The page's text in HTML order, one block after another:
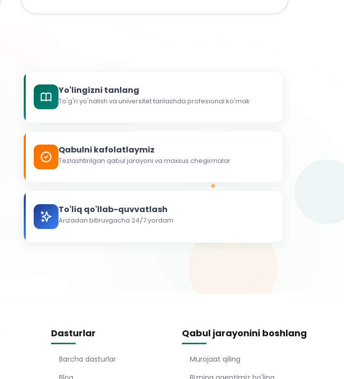
Yo'lingizni tanlang
To'g'ri yo'nalish va universitet tanlashda profesional ko'mak
Qabulni kafolatlaymiz
Tezlashtirilgan qabul jarayoni va maxsus chegirmalar
To'liq qo'llab-quvvatlash
Arizadan bitiruvgacha 24/7 yordam
Dasturlar
Barcha dasturlar
Qabul jarayonini boshlang
Murojaat qiling